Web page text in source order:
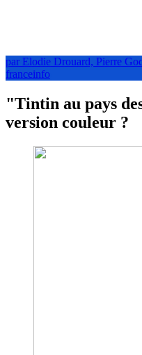
par Elodie Drouard, Pierre
franceinfo
"Tintin au pays
version couleur ?